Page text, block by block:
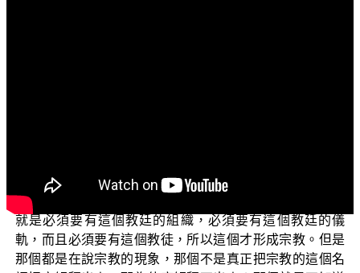
的人，你問他說「何謂宗教？」你突然問他「何謂宗教」
的話，他還傻眼呢！他會跟你講很多：所謂的宗教，宗教
就是必須要有這個教廷的組織，必須要有這個教廷的儀
軌，而且必須要有這個教徒，所以這個才形成宗教。但是
那個都是在說宗教的現象，那個不是真正把宗教的這個名